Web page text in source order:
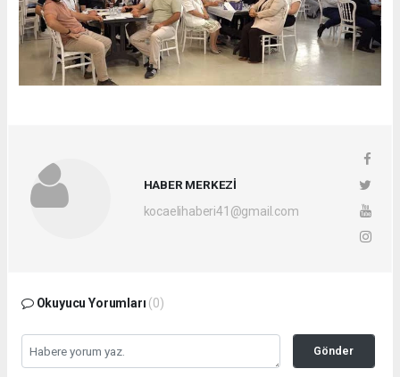
HABER MERKEZİ
kocaelihaberi41@gmail.com
Okuyucu Yorumları (0)
Gönder